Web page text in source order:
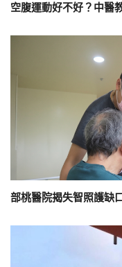
空腹運動好不好？中醫
部桃醫院揭失智照護缺